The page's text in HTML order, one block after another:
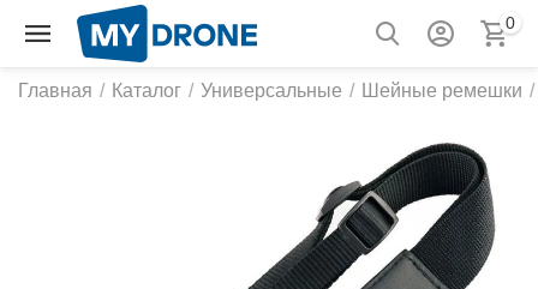
0
Главная / Каталог / Универсальные / Шейные ремешки /